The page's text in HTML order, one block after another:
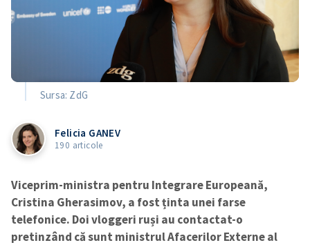
Sursa: ZdG
Felicia GANEV
190 articole
Viceprim-ministra pentru Integrare Europeană,
Cristina Gherasimov, a fost ținta unei farse
telefonice. Doi vloggeri ruși au contactat-o
pretinzând că sunt ministrul Afacerilor Externe al